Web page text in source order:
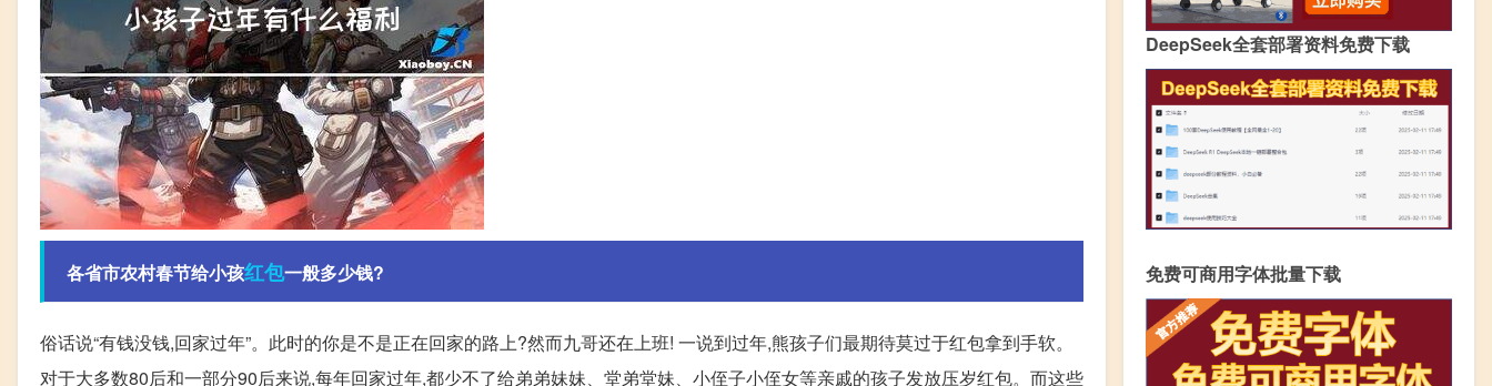
各省市农村春节给小孩红包一般多少钱?
俗话说“有钱没钱,回家过年”。此时的你是不是正在回家的路上?然而九哥还在上班! 一说到过年,熊孩子们最期待莫过于红包拿到手软。
对于大多数80后和一部分90后来说,每年回家过年,都少不了给弟弟妹妹、堂弟堂妹、小侄子小侄女等亲戚的孩子发放压岁红包。而这些
DeepSeek全套部署资料免费下载
免费可商用字体批量下载